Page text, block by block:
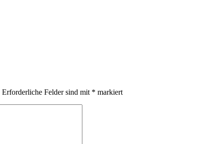
Erforderliche Felder sind mit * markiert